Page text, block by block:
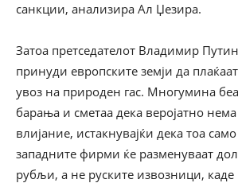
санкции, анализира Ал Џезира.
Затоа претседателот Владимир
принуди европските земји да
увоз на природен гас. Многумина
барања и сметаа дека веројатно
влијание, истакнувајќи дека тоа
западните фирми ќе разменуваат
рубљи, а не руските извозници,